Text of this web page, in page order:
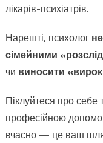
лікарів-психіатрів.
Нарешті, психолог
сімейними
чи виносити
Піклуйтеся про себе
професійною
вчасно — це ваш